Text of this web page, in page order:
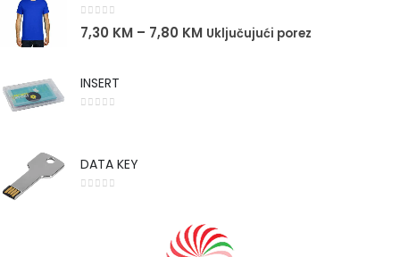
7,30 KM – 7,80 KM Uključujući porez
INSERT
DATA KEY